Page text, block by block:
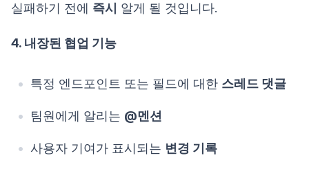
실패하기 전에 즉시 알게 될 것입니다.
4. 내장된 협업 기능
특정 엔드포인트 또는 필드에 대한 스레드 댓글
팀원에게 알리는 @멘션
사용자 기여가 표시되는 변경 기록